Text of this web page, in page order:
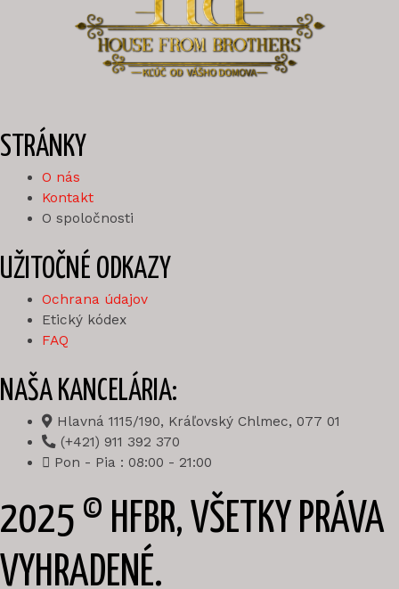
STRÁNKY
O nás
Kontakt
O spoločnosti
UŽITOČNÉ ODKAZY
Ochrana údajov
Etický kódex
FAQ
NAŠA KANCELÁRIA:
Hlavná 1115/190, Kráľovský Chlmec, 077 01
(+421) 911 392 370
Pon - Pia : 08:00 - 21:00
2025 © HFBR, VŠETKY PRÁVA
VYHRADENÉ.